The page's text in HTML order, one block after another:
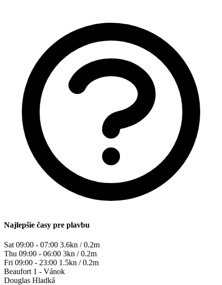
Najlepšie časy pre plavbu
Sat 09:00 - 07:00 3.6kn / 0.2m
Thu 09:00 - 06:00 3kn / 0.2m
Fri 09:00 - 23:00 1.5kn / 0.2m
Beaufort 1 - Vánok
Douglas Hladká